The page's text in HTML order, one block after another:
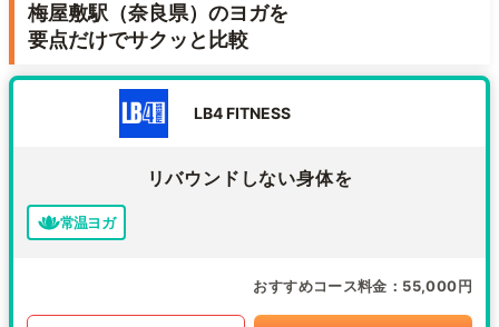
梅屋敷駅（奈良県）のヨガを
要点だけでサクッと比較
LB4 FITNESS
リバウンドしない身体を
常温ヨガ
おすすめコース料金 55,000円